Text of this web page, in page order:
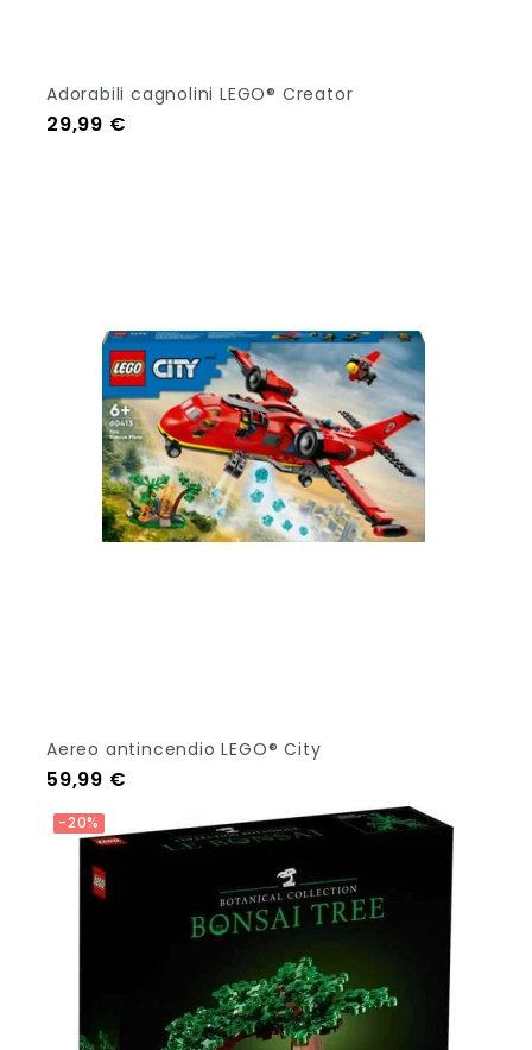
Adorabili cagnolini LEGO® Creator
Prezzo
29,99 €
Aereo antincendio LEGO® City
Prezzo
59,99 €
-20%